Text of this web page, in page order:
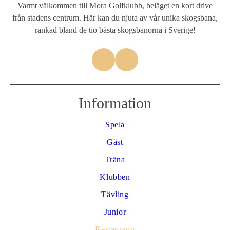
Varmt välkommen till Mora Golfklubb, beläget en kort drive
från stadens centrum. Här kan du njuta av vår unika skogsbana,
rankad bland de tio bästa skogsbanorna i Sverige!
Information
Spela
Gäst
Träna
Klubben
Tävling
Junior